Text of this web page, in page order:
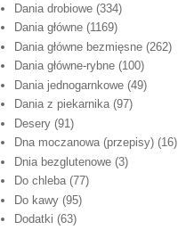
Dania drobiowe (334)
Dania główne (1169)
Dania główne bezmięsne (262)
Dania główne-rybne (100)
Dania jednogarnkowe (49)
Dania z piekarnika (97)
Desery (91)
Dna moczanowa (przepisy) (16)
Dnia bezglutenowe (3)
Do chleba (77)
Do kawy (95)
Dodatki (63)